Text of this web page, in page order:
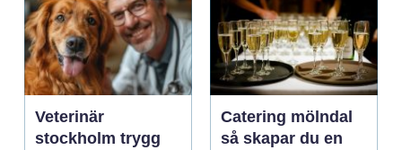
Veterinär
stockholm trygg
Catering mölndal
så skapar du en